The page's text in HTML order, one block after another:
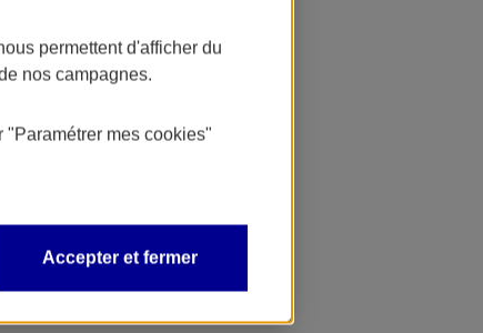
permettent d'afficher du
nos campagnes.
"Paramétrer mes cookies"
Accepter et fermer